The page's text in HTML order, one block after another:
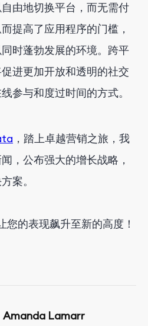
由地切换平台，而无需付
提高了应用程序的门槛，
时蓬勃发展的环境。跨平
进更加开放和透明的社交
参与和度过时间的方式。
，踏上卓越营销之旅，我
，公布强大的增长战略，
案。
的表现飙升至新的高度！
Amanda Lamarr